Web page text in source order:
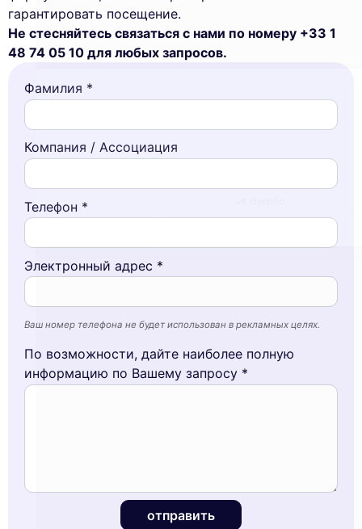
cookies
We use cookies and your personal data to
enhance your browsing experience,
can accept, reject or manage your preferences at any time.
Reject All Cookies Settings
гарантировать посещение.
Не стесняйтесь связаться с нами по номеру +33 1
48 74 05 10 для любых запросов.
Фамилия *
Компания / Ассоциация
Телефон *
Электронный адрес *
Ваш номер телефона не будет использован в рекламных целях.
По возможности, дайте наиболее полную
информацию по Вашему запросу *
отправить